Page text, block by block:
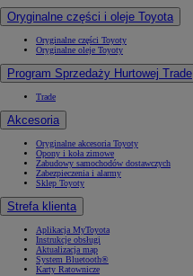
Oryginalne części i oleje Toyota
Oryginalne części Toyoty
Oryginalne oleje Toyoty
Program Sprzedaży Hurtowej Trade
Trade
Akcesoria
Oryginalne akcesoria Toyoty
Opony i koła zimowe
Zabudowy samochodów dostawczych
Zabezpieczenia i alarmy
Sklep Toyoty
Strefa klienta
Aplikacja MyToyota
Instrukcje obsługi
Aktualizacja map
System Bluetooth®
Karty Ratownicze